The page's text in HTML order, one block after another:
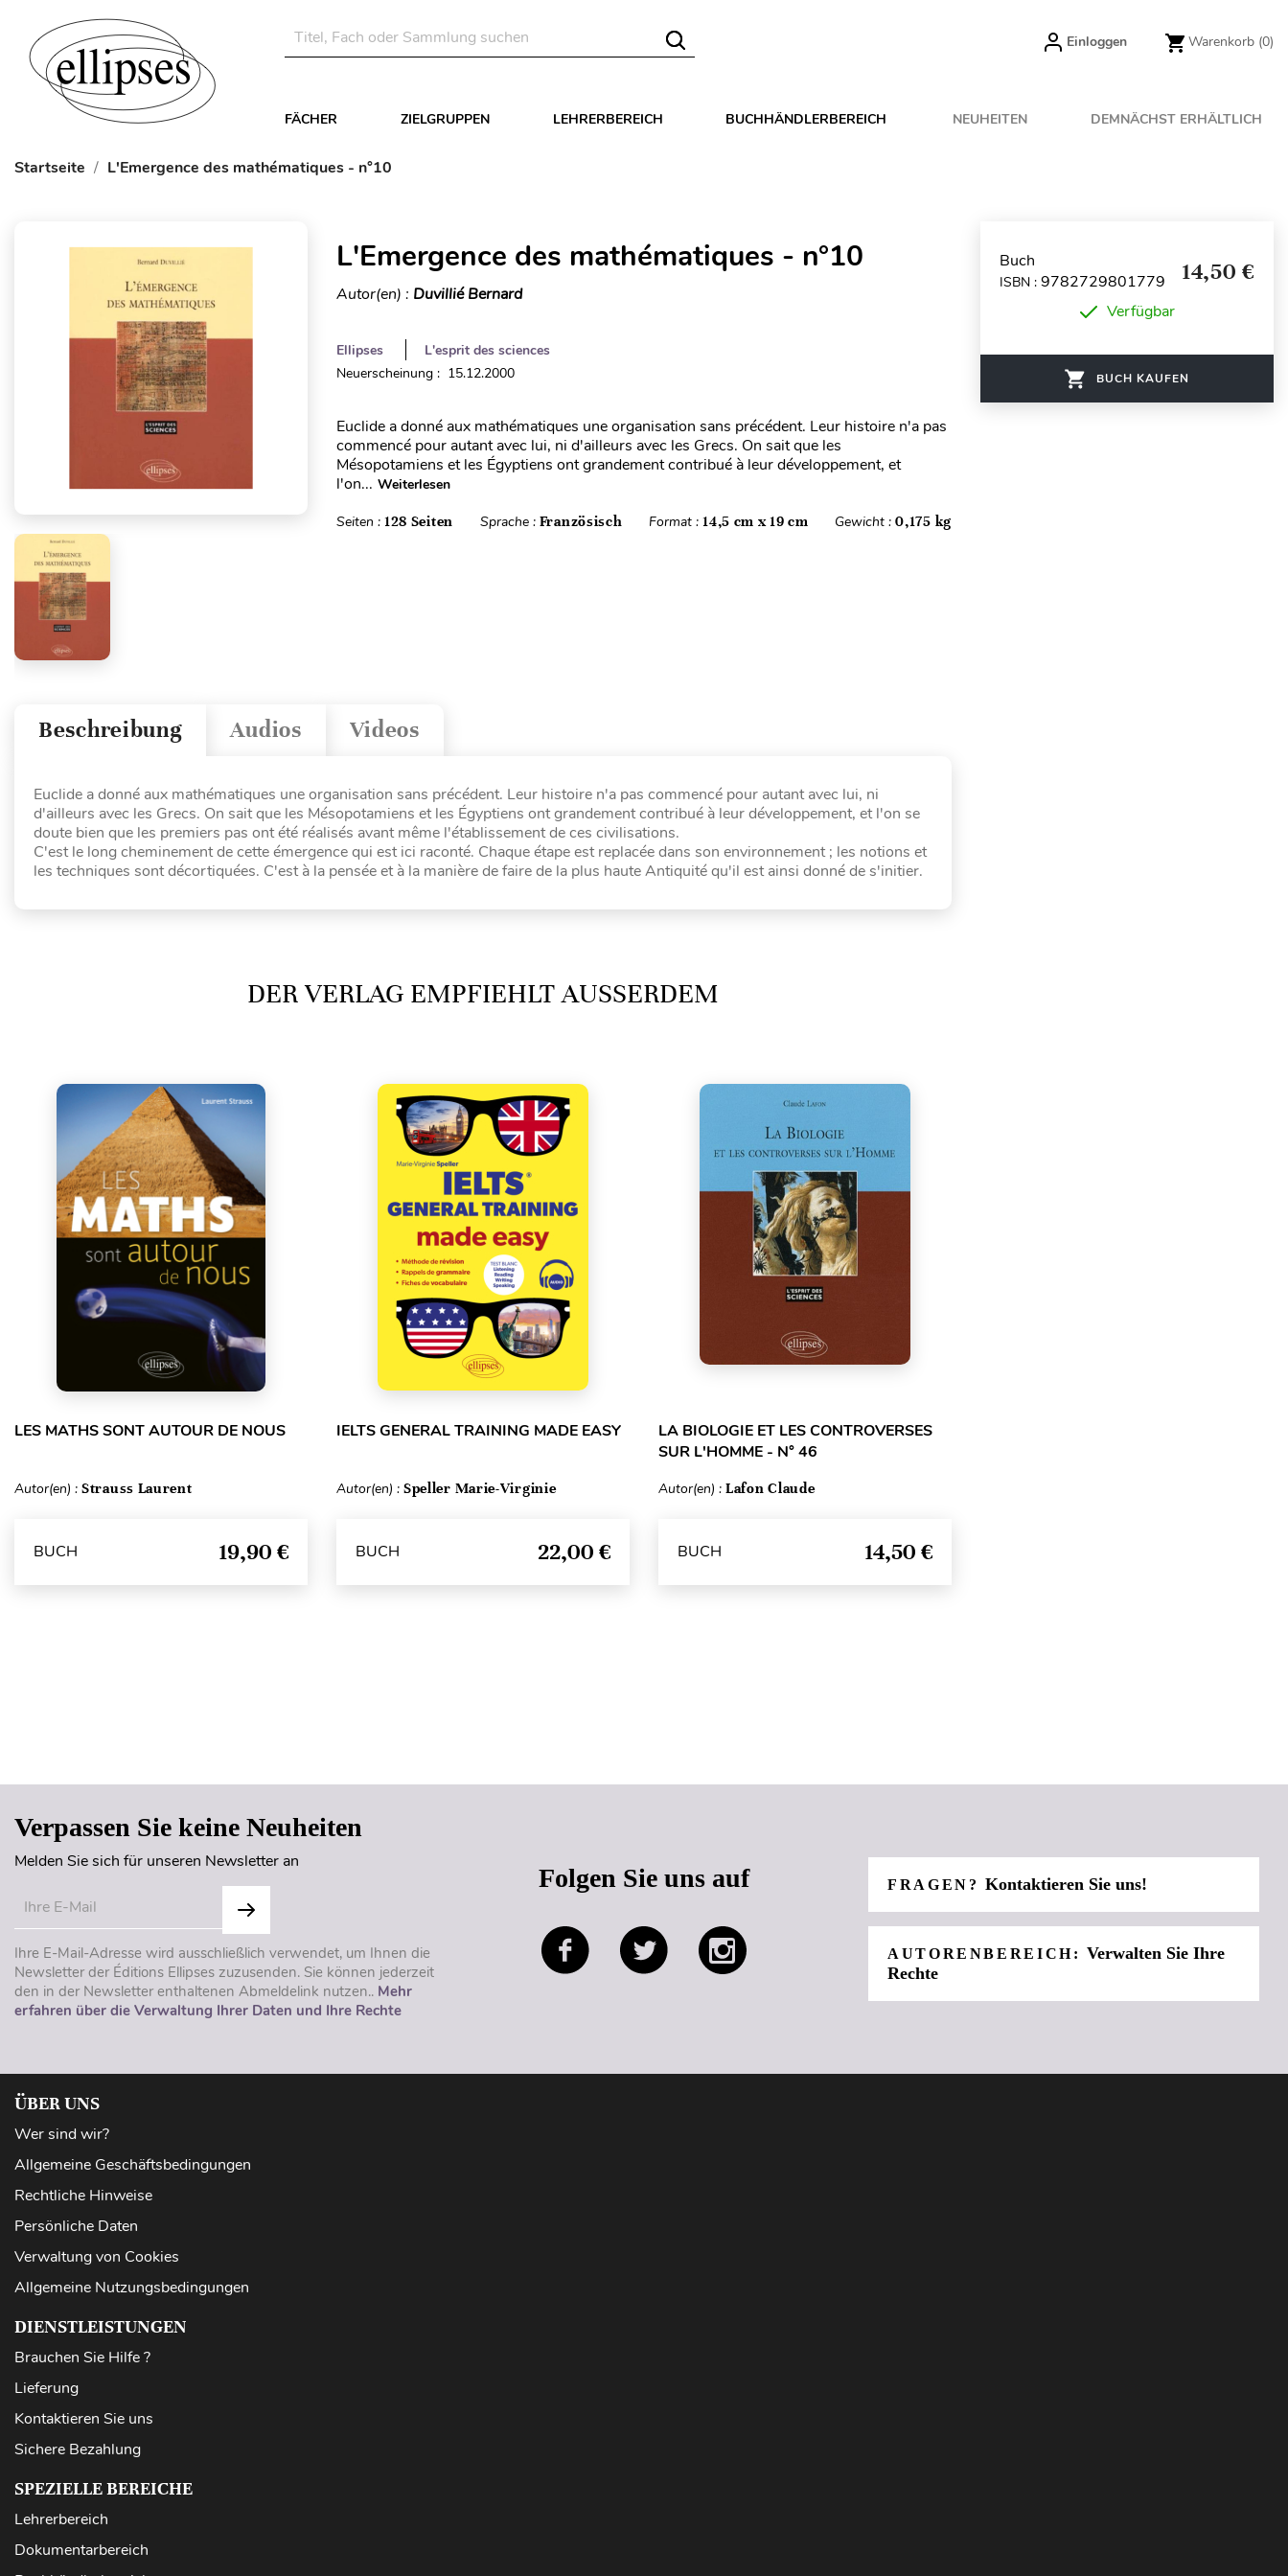
Einloggen Warenkorb (0)
FÄCHER ZIELGRUPPEN LEHRERBEREICH BUCHHÄNDLERBEREICH NEUHEITEN DEMNÄCHST ERHÄLTLICH
Startseite L'Emergence des mathématiques - n°10
L'Emergence des mathématiques - n°10
Autor(en) : Duvillié Bernard
Ellipses
L'esprit des sciences
Neuerscheinung : 15.12.2000
Euclide a donné aux mathématiques une organisation sans précédent. Leur histoire n'a pas
commencé pour autant avec lui, ni d'ailleurs avec les Grecs. On sait que les
Mésopotamiens et les Égyptiens ont grandement contribué à leur développement, et
l'on... Weiterlesen
Seiten : 128 Seiten Sprache : Französisch Format :14,5 cm x 19 cm Gewicht :0,175 kg
Videos
Audios
Beschreibung
Euclide a donné aux mathématiques une organisation sans précédent. Leur histoire n'a pas commencé pour autant avec lui, ni
d'ailleurs avec les Grecs. On sait que les Mésopotamiens et les Égyptiens ont grandement contribué à leur développement, et l'on se
doute bien que les premiers pas ont été réalisés avant même l'établissement de ces civilisations.
C'est le long cheminement de cette émergence qui est ici raconté. Chaque étape est replacée dans son environnement ; les notions et
les techniques sont décortiquées. C'est à la pensée et à la manière de faire de la plus haute Antiquité qu'il est ainsi donné de s'initier.
DER VERLAG EMPFIEHLT AUSSERDEM
LES MATHS SONT AUTOUR DE NOUS
Autor(en) : Strauss Laurent
BUCH 19,90 €
IELTS GENERAL TRAINING MADE EASY
Autor(en) : Speller Marie-Virginie
BUCH 22,00 €
LA BIOLOGIE ET LES CONTROVERSES
SUR L'HOMME - N° 46
Autor(en) : Lafon Claude
BUCH 14,50 €
Buch
ISBN : 9782729801779 14,50 €
Verfügbar
BUCH KAUFEN
Verpassen Sie keine Neuheiten
Melden Sie sich für unseren Newsletter an
Ihre E-Mail-Adresse wird ausschließlich verwendet, um Ihnen die
Newsletter der Éditions Ellipses zuzusenden. Sie können jederzeit
den in der Newsletter enthaltenen Abmeldelink nutzen.. Mehr
erfahren über die Verwaltung Ihrer Daten und Ihre Rechte
Folgen Sie uns auf FRAGEN?Kontaktieren Sie uns!
AUTORENBEREICH:Verwalten Sie Ihre
Rechte
ÜBER UNS
Wer sind wir?
Allgemeine Geschäftsbedingungen
Rechtliche Hinweise
Persönliche Daten
Verwaltung von Cookies
Allgemeine Nutzungsbedingungen
DIENSTLEISTUNGEN
Brauchen Sie Hilfe ?
Lieferung
Kontaktieren Sie uns
Sichere Bezahlung
SPEZIELLE BEREICHE
Lehrerbereich
Dokumentarbereich